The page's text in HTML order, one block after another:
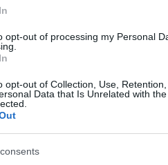
opt-out of processing my Personal
opt-out of Collection, Use,
Data that Is Unrelated with
gestionarlos fácilmente a
específico, es bueno saber
momento. Sin embargo,
solo te devolverán el
consideración crucial para